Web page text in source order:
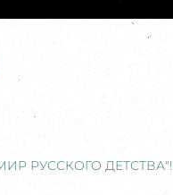
"МИР РУССКОГО ДЕТСТВА"!